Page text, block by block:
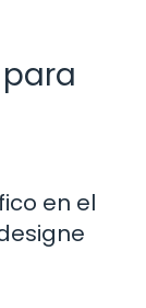
en el